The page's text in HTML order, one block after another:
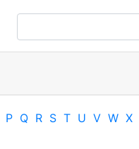
P Q R S T U V W X